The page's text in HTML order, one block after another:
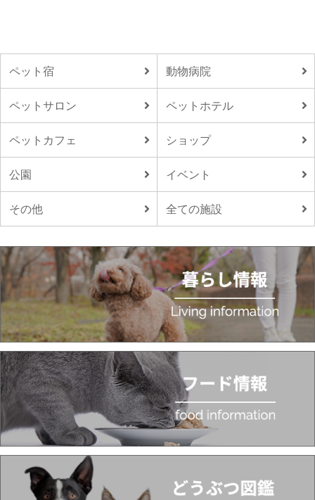
ペット宿 動物病院
ペットサロン ペットホテル
ペットカフェ ショップ
公園 イベント
その他 全ての施設